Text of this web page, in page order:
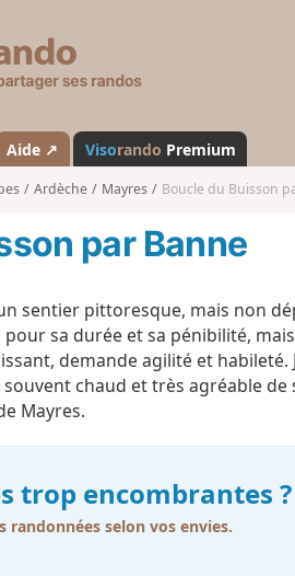
s
a
n
d
Aide ↗ Visorando Premium
Ardèche Mayres Boucle du Buisson
par Banne
sentier pittoresque, mais non
sa durée et sa pénibilité,
demande agilité et habileté.
chaud et très agréable de
Mayres.
trop encombrantes ?
randonnées selon vos envies.